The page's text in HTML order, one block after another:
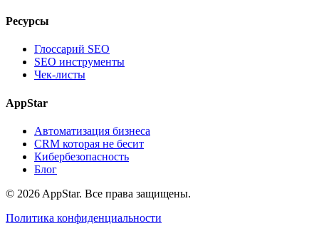
Ресурсы
Глоссарий SEO
SEO инструменты
Чек-листы
AppStar
Автоматизация бизнеса
CRM которая не бесит
Кибербезопасность
Блог
© 2026 AppStar. Все права защищены.
Политика конфиденциальности